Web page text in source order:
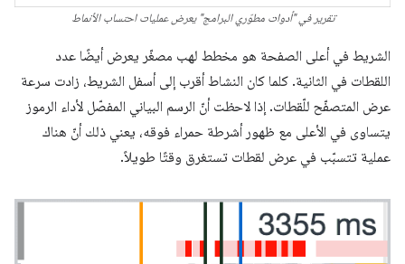
تقرير في "أدوات مطوّري البرامج" يعرض عمليات احتساب الأنماط
الشريط في أعلى الصفحة هو مخطط لهب مصغّر يعرض أيضًا عدد
اللقطات في الثانية. كلما كان النشاط أقرب إلى أسفل الشريط، زادت سرعة
عرض المتصفّح للّقطات. إذا لاحظت أنّ الرسم البياني المفصّل لأداء الرموز
يتساوى في الأعلى مع ظهور أشرطة حمراء فوقه، يعني ذلك أنّ هناك
عملية تتسبّب في عرض لقطات تستغرق وقتًا طويلاً.